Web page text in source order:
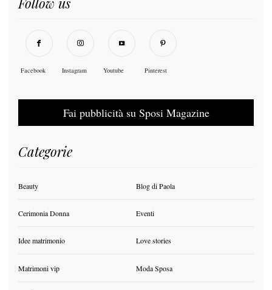
Facebook Instagram Youtube Pinterest
Fai pubblicità su Sposi Magazine
Categorie
Beauty Blog di Paola
Cerimonia Donna Eventi
Idee matrimonio Love stories
Matrimoni vip Moda Sposa